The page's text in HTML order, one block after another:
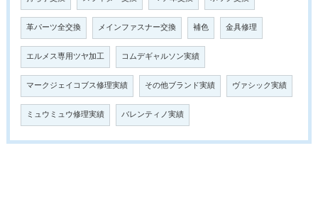
革パーツ全交換 メインファスナー交換 補色 金具修理
エルメス専用ツヤ加工 コムデギャルソン実績
マークジェイコブス修理実績 その他ブランド実績 ヴァシック実績
ミュウミュウ修理実績 バレンティノ実績